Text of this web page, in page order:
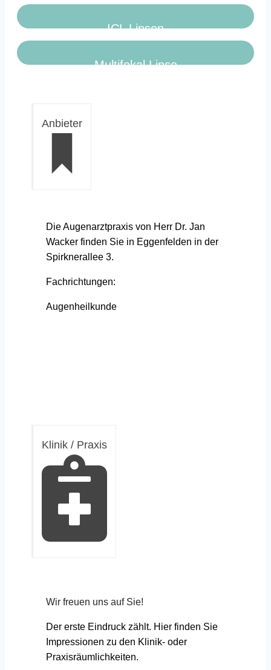
ICL Linsen
Multifokal Linse
Anbieter
Die Augenarztpraxis von Herr Dr. Jan
Wacker finden Sie in Eggenfelden in der
Spirknerallee 3.
Fachrichtungen:
Augenheilkunde
Klinik / Praxis
Wir freuen uns auf Sie!
Der erste Eindruck zählt. Hier finden Sie
Impressionen zu den Klinik- oder
Praxisräumlichkeiten.